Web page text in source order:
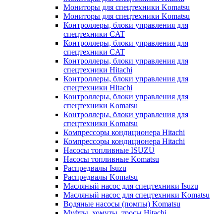
Мониторы для спецтехники Komatsu
Мониторы для спецтехники Komatsu
Контроллеры, блоки управления для
спецтехники CAT
Контроллеры, блоки управления для
спецтехники CAT
Контроллеры, блоки управления для
спецтехники Hitachi
Контроллеры, блоки управления для
спецтехники Hitachi
Контроллеры, блоки управления для
спецтехники Komatsu
Контроллеры, блоки управления для
спецтехники Komatsu
Компрессоры кондиционера Hitachi
Компрессоры кондиционера Hitachi
Насосы топливные ISUZU
Насосы топливные Komatsu
Распредвалы Isuzu
Распредвалы Komatsu
Масляный насос для спецтехники Isuzu
Масляный насос для спецтехники Komatsu
Водяные насосы (помпы) Komatsu